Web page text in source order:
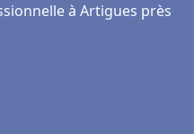
à Artigues près